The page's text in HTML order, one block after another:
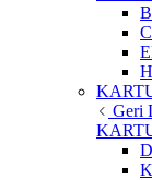
Geri